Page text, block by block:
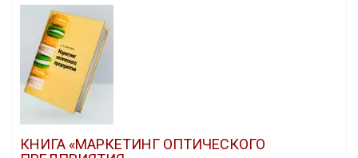
КНИГА «МАРКЕТИНГ ОПТИЧЕСКОГО